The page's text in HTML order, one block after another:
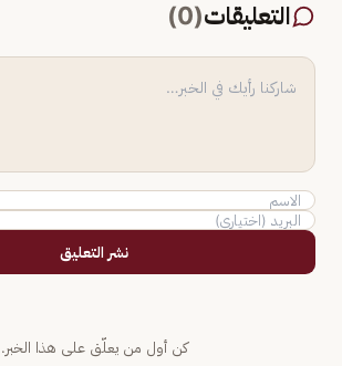
التعليقات(
0
)
نشر التعليق
كن أول من يعلّق على هذا الخبر.